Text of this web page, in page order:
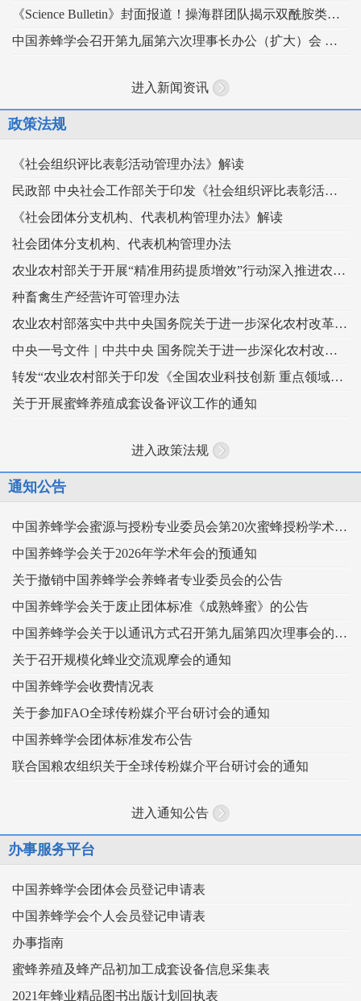
《Science Bulletin》封面报道！操海群团队揭示双酰胺类杀虫剂影响蜜蜂蜂王生殖
中国养蜂学会召开第九届第六次理事长办公（扩大）会 锚定“十五五” 谋划蜂业高质量发展
进入新闻资讯
政策法规
《社会组织评比表彰活动管理办法》解读
民政部 中央社会工作部关于印发《社会组织评比表彰活动管理办法》的通知
《社会团体分支机构、代表机构管理办法》解读
社会团体分支机构、代表机构管理办法
农业农村部关于开展“精准用药提质增效”行动深入推进农药科学安全使用工作的指导意见
种畜禽生产经营许可管理办法
农业农村部落实中共中央国务院关于进一步深化农村改革扎实推进乡村全面振兴 工作部署的实施意见
中央一号文件｜中共中央 国务院关于进一步深化农村改革 扎实推进乡村全面振兴的意见
转发“农业农村部关于印发《全国农业科技创新 重点领域（2024–2028年）》的通知”
关于开展蜜蜂养殖成套设备评议工作的通知
进入政策法规
通知公告
中国养蜂学会蜜源与授粉专业委员会第20次蜜蜂授粉学术交流会暨向日葵授粉现场观摩会通知 （第二轮）
中国养蜂学会关于2026年学术年会的预通知
关于撤销中国养蜂学会养蜂者专业委员会的公告
中国养蜂学会关于废止团体标准《成熟蜂蜜》的公告
中国养蜂学会关于以通讯方式召开第九届第四次理事会的通知
关于召开规模化蜂业交流观摩会的通知
中国养蜂学会收费情况表
关于参加FAO全球传粉媒介平台研讨会的通知
中国养蜂学会团体标准发布公告
联合国粮农组织关于全球传粉媒介平台研讨会的通知
进入通知公告
办事服务平台
中国养蜂学会团体会员登记申请表
中国养蜂学会个人会员登记申请表
办事指南
蜜蜂养殖及蜂产品初加工成套设备信息采集表
2021年蜂业精品图书出版计划回执表